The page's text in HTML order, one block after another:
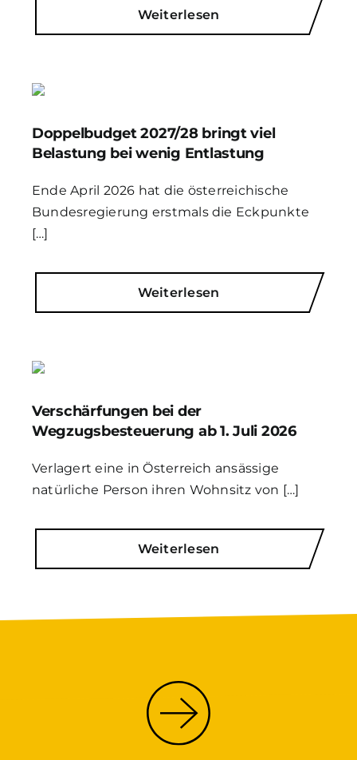
Weiterlesen
Doppelbudget 2027/28 bringt viel
Belastung bei wenig Entlastung
Ende April 2026 hat die österreichische
Bundesregierung erstmals die Eckpunkte
[…]
Weiterlesen
Verschärfungen bei der
Wegzugsbesteuerung ab 1. Juli 2026
Verlagert eine in Österreich ansässige
natürliche Person ihren Wohnsitz von […]
Weiterlesen